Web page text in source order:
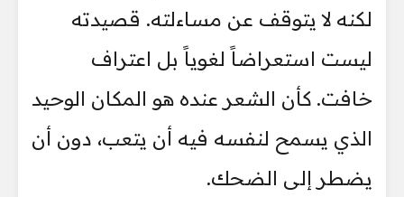
لكنه لا يتوقف عن مساءلته. قصيدته
ليست استعراضاً لغوياً بل اعتراف
خافت. كأن الشعر عنده هو المكان الوحيد
الذي يسمح لنفسه فيه أن يتعب، دون أن
يضطر إلى الضحك.